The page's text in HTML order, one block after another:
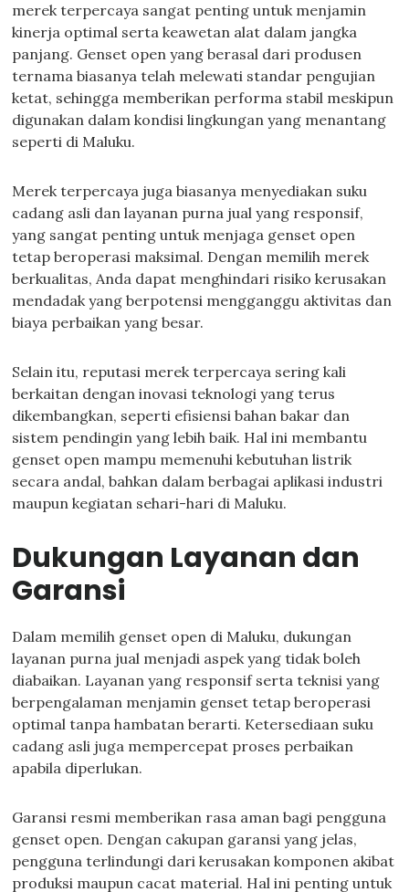
merek terpercaya sangat penting untuk menjamin
kinerja optimal serta keawetan alat dalam jangka
panjang. Genset open yang berasal dari produsen
ternama biasanya telah melewati standar pengujian
ketat, sehingga memberikan performa stabil meskipun
digunakan dalam kondisi lingkungan yang menantang
seperti di Maluku.
Merek terpercaya juga biasanya menyediakan suku
cadang asli dan layanan purna jual yang responsif,
yang sangat penting untuk menjaga genset open
tetap beroperasi maksimal. Dengan memilih merek
berkualitas, Anda dapat menghindari risiko kerusakan
mendadak yang berpotensi mengganggu aktivitas dan
biaya perbaikan yang besar.
Selain itu, reputasi merek terpercaya sering kali
berkaitan dengan inovasi teknologi yang terus
dikembangkan, seperti efisiensi bahan bakar dan
sistem pendingin yang lebih baik. Hal ini membantu
genset open mampu memenuhi kebutuhan listrik
secara andal, bahkan dalam berbagai aplikasi industri
maupun kegiatan sehari-hari di Maluku.
Dukungan Layanan dan
Garansi
Dalam memilih genset open di Maluku, dukungan
layanan purna jual menjadi aspek yang tidak boleh
diabaikan. Layanan yang responsif serta teknisi yang
berpengalaman menjamin genset tetap beroperasi
optimal tanpa hambatan berarti. Ketersediaan suku
cadang asli juga mempercepat proses perbaikan
apabila diperlukan.
Garansi resmi memberikan rasa aman bagi pengguna
genset open. Dengan cakupan garansi yang jelas,
pengguna terlindungi dari kerusakan komponen akibat
produksi maupun cacat material. Hal ini penting untuk